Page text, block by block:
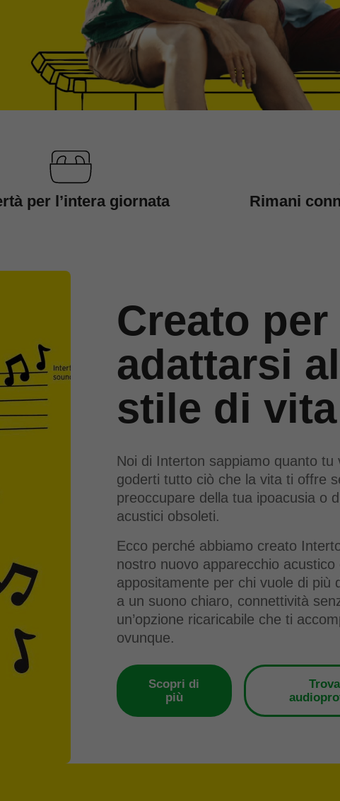
per l’intera giornata Rimani
Creato per
adattarsi
stile di vita
Noi di Interton sappiamo quanto tu
goderti tutto ciò che la vita ti offre
preoccupare della tua ipoacusia o
acustici obsoleti.
Ecco perché abbiamo creato
nostro nuovo apparecchio acustico
appositamente per chi vuole di più
a un suono chiaro, connettività
un’opzione ricaricabile che ti
ovunque.
Scopri di
più